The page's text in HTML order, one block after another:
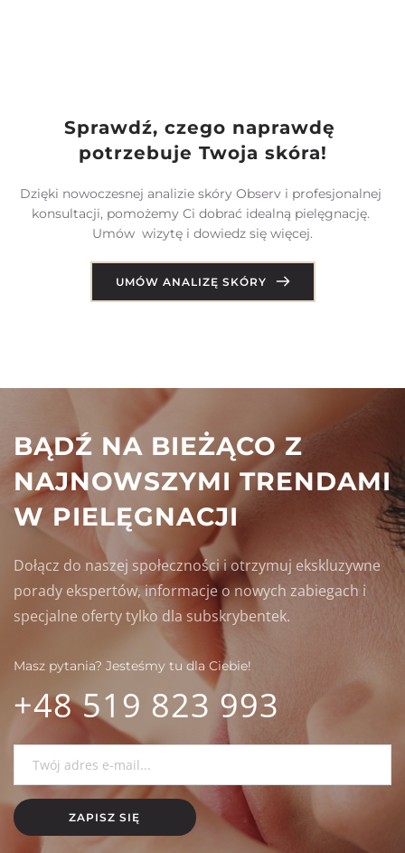
Sprawdź, czego naprawdę
potrzebuje Twoja skóra!
Dzięki nowoczesnej analizie skóry Observ i profesjonalnej
konsultacji, pomożemy Ci dobrać idealną pielęgnację.
Umów  wizytę i dowiedz się więcej.
UMÓW ANALIZĘ SKÓRY
BĄDŹ NA BIEŻĄCO Z
NAJNOWSZYMI TRENDAMI
W PIELĘGNACJI
Dołącz do naszej społeczności i otrzymuj ekskluzywne
porady ekspertów, informacje o nowych zabiegach i
specjalne oferty tylko dla subskrybentek.
Masz pytania? Jesteśmy tu dla Ciebie!
+48 519 823 993
ZAPISZ SIĘ